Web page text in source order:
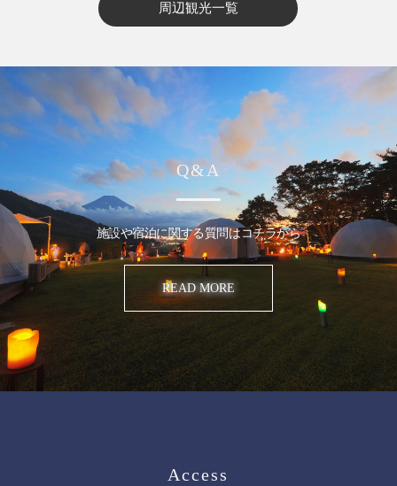
周辺観光一覧
Q&A
施設や宿泊に関する質問はコチラから
READ MORE
Access